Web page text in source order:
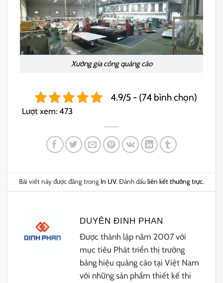
Xưởng gia công quảng cáo
4.9/5 - (74 bình chọn)
Lượt xem: 473
Bài viết này được đăng trong In UV. Đánh dấuliên kết thường trực.
DUYÊN ĐINH PHAN
Được thành lập năm 2007 với
mục tiêu Phát triển thị trường
bảng hiệu quảng cáo tại Việt Nam
với những sản phẩm thiết kế thi